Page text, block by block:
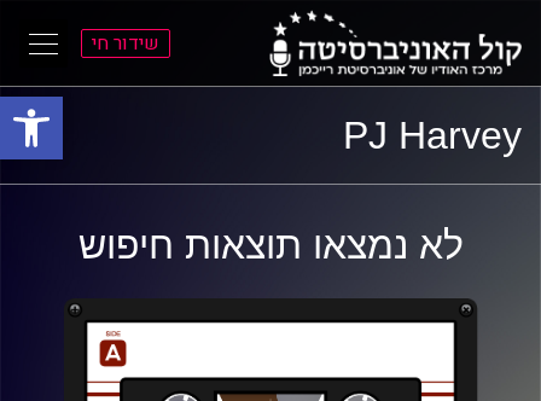
פתח
התפריט
הראשי
התוכן
הראשי
שידור חי
PJ Harvey
לא נמצאו תוצאות חיפוש